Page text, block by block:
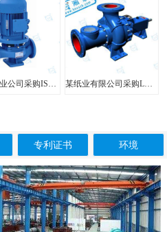
某纸业有限公司采购LXL型两相流无堵塞纸浆泵
专利证书 环境